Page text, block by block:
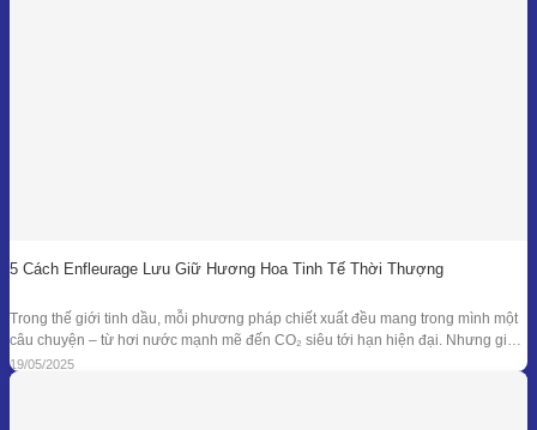
5 Cách Enfleurage Lưu Giữ Hương Hoa Tinh Tế Thời Thượng
Trong thế giới tinh dầu, mỗi phương pháp chiết xuất đều mang trong mình một
câu chuyện – từ hơi nước mạnh mẽ đến CO₂ siêu tới hạn hiện đại. Nhưng giữa
dòng chảy công nghệ ấy, enfleurage – một kỹ thuật cổ xưa và tinh tế – vẫn tồn
tại như một biểu tượng
19/05/2025